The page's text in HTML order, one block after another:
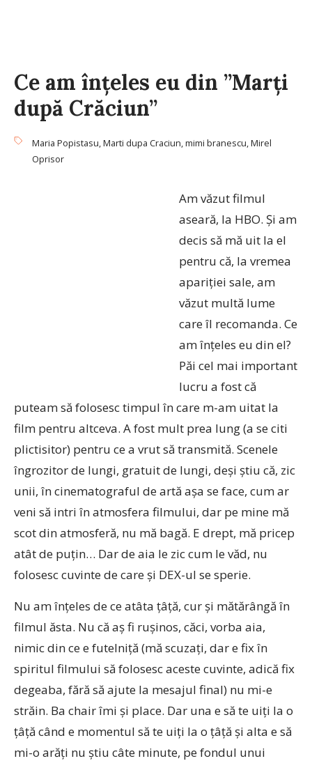
Ce am înțeles eu din ”Marți
după Crăciun”
Maria Popistasu,Marti dupa Craciun,mimi branescu,Mirel
Oprisor
Am văzut filmul
aseară, la HBO. Și am
decis să mă uit la el
pentru că, la vremea
apariției sale, am
văzut multă lume
care îl recomanda. Ce
am înțeles eu din el?
Păi cel mai important
lucru a fost că
puteam să folosesc timpul în care m-am uitat la
film pentru altceva. A fost mult prea lung (a se citi
plictisitor) pentru ce a vrut să transmită. Scenele
îngrozitor de lungi, gratuit de lungi, deși știu că, zic
unii, în cinematograful de artă așa se face, cum ar
veni să intri în atmosfera filmului, dar pe mine mă
scot din atmosferă, nu mă bagă. E drept, mă pricep
atât de puțin… Dar de aia le zic cum le văd, nu
folosesc cuvinte de care și DEX-ul se sperie.
Nu am înțeles de ce atâta țâță, cur și mătărângă în
filmul ăsta. Nu că aș fi rușinos, căci, vorba aia,
nimic din ce e futelniță (mă scuzați, dar e fix în
spiritul filmului să folosesc aceste cuvinte, adică fix
degeaba, fără să ajute la mesajul final) nu mi-e
străin. Ba chair îmi și place. Dar una e să te uiți la o
țâță când e momentul să te uiți la o țâță și alta e să
mi-o arăți nu știu câte minute, pe fondul unui